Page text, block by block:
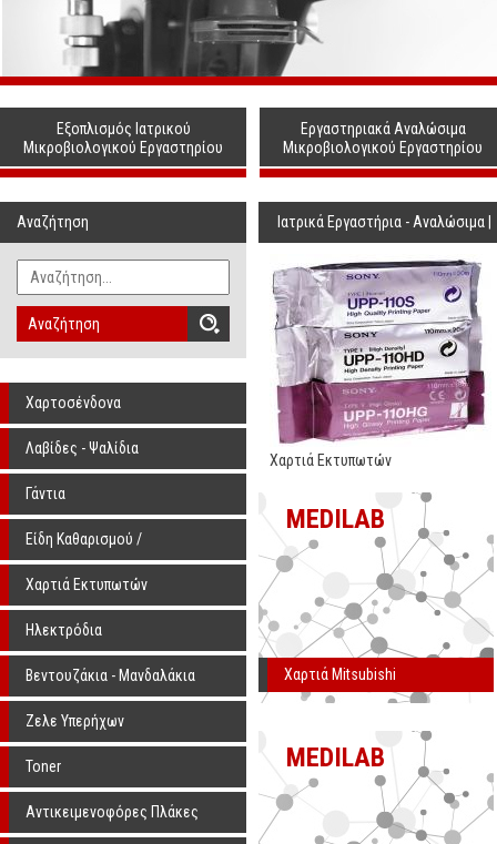
Εξοπλισμός Ιατρικού
Μικροβιολογικού Εργαστηρίου
Εργαστηριακά Αναλώσιμα
Μικροβιολογικού Εργαστηρίου
Ιατρικά Εργαστήρια - Αναλώσιμα
Χαρτιά Εκτυπωτών
MEDILAB
Χαρτιά Mitsubishi
MEDILAB
Αναζήτηση
Αναζήτηση
Χαρτοσένδονα
Λαβίδες - Ψαλίδια
Γάντια
Είδη Καθαρισμού /
Αποστείρωσης
Χαρτιά Εκτυπωτών
Ηλεκτρόδια
Βεντουζάκια - Μανδαλάκια
Ζελε Υπερήχων
Toner
Αντικειμενοφόρες Πλάκες